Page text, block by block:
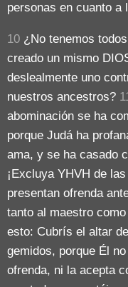
personas en cuanto a
10 ¿No tenemos
creado un mismo
deslealmente uno
nuestros ancestros?
abominación se ha
porque Judá ha
ama, y se ha casado
¡Excluya YHVH de
presentan ofrenda
tanto al maestro
esto: Cubrís el altar
gemidos, porque Él
ofrenda, ni la acepta